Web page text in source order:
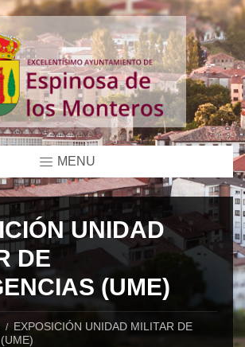
MENU
UNIDAD
DE
(UME)
EXPOSICIÓN UNIDAD MILITAR DE